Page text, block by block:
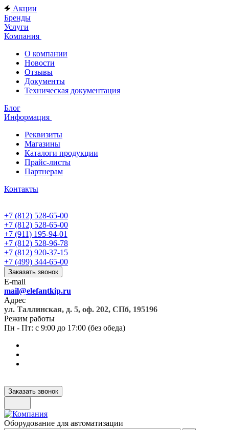
Акции
Бренды
Услуги
Компания
О компании
Новости
Отзывы
Документы
Техническая документация
Блог
Информация
Реквизиты
Магазины
Каталоги продукции
Прайс-листы
Партнерам
Контакты
+7 (812) 528-65-00
+7 (812) 528-65-00
+7 (911) 195-94-01
+7 (812) 528-96-78
+7 (812) 920-37-15
+7 (499) 344-65-00
Заказать звонок
E-mail
mail@elefantkip.ru
Адрес
ул. Таллинская, д. 5, оф. 202, СПб, 195196
Режим работы
Пн - Пт: с 9:00 до 17:00 (без обеда)
Заказать звонок
Оборудование для автоматизации